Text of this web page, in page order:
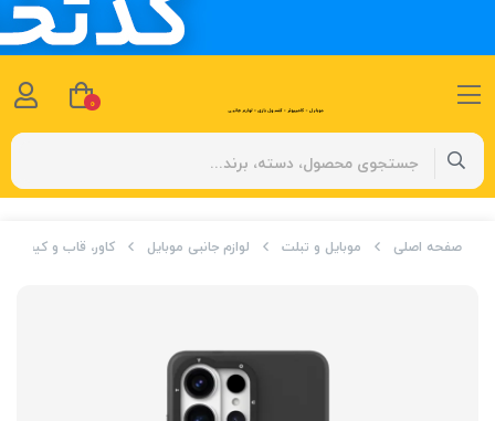
صفحه اصلی موبایل و تبلت لوازم جانبی موبایل کاور، قاب و کیف
0